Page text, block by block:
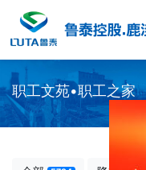
职工文苑•职工之家